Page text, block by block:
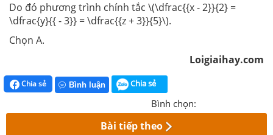
Do đó phương trình chính tắc \(\dfrac{{x - 2}}{2} =
\dfrac{y}{{ - 3}} = \dfrac{{z + 3}}{5}\).
Chọn A.
Loigiaihay.com
Chia sẻ Bình luận Chia sẻ
Bình chọn:
Bài tiếp theo